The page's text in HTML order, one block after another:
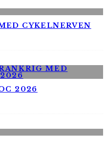
CYKELNERVEN
2026